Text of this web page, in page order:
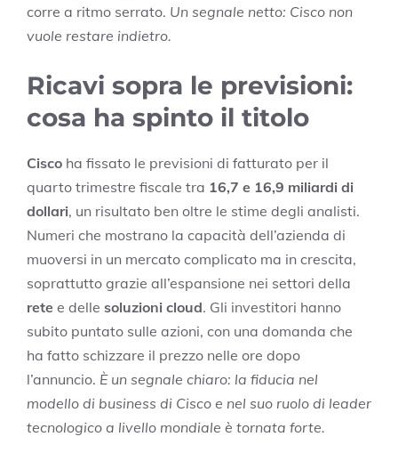
corre a ritmo serrato. Un segnale netto: Cisco non
vuole restare indietro.
Ricavi sopra le previsioni:
cosa ha spinto il titolo
Cisco ha fissato le previsioni di fatturato per il
quarto trimestre fiscale tra 16,7 e 16,9 miliardi di
dollari, un risultato ben oltre le stime degli analisti.
Numeri che mostrano la capacità dell’azienda di
muoversi in un mercato complicato ma in crescita,
soprattutto grazie all’espansione nei settori della
rete e delle soluzioni cloud. Gli investitori hanno
subito puntato sulle azioni, con una domanda che
ha fatto schizzare il prezzo nelle ore dopo
l’annuncio. È un segnale chiaro: la fiducia nel
modello di business di Cisco e nel suo ruolo di leader
tecnologico a livello mondiale è tornata forte.